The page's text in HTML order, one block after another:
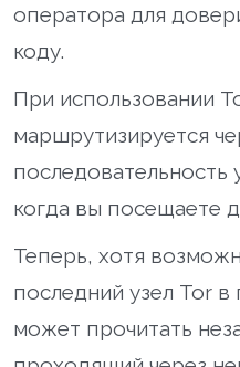
оператора для
коду.
При использовании
маршрутизируется
последовательность
когда вы посещаете
Теперь, хотя
последний узел Tor
может прочитать